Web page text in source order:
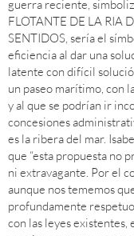
guerra reciente,
FLOTANTE DE LA RIA
SENTIDOS, sería el
eficiencia al dar una
latente con difícil
un paseo marítimo, con
y al que se podrían ir
concesiones
es la ribera del mar.
que “esta propuesta no
ni extravagante. Por el
aunque nos tememos
profundamente
con las leyes existentes,